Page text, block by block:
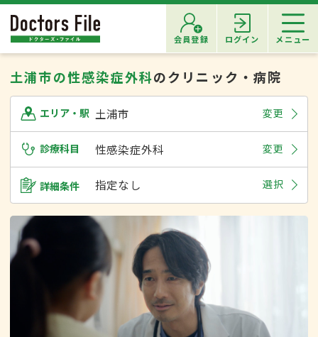
会員登録 ログイン メニュー
土浦市の性感染症外科のクリニック・病院
エリア・駅 土浦市 変更
診療科目 性感染症外科 変更
詳細条件 指定なし 選択